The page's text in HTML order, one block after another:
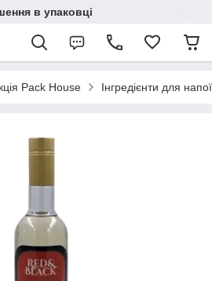
в упаковці
Pack House Інгредієнти для